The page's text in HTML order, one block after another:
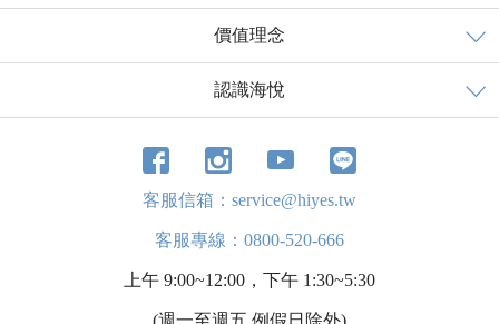
價值理念
認識海悅
客服信箱：service@hiyes.tw
客服專線：0800-520-666
上午 9:00~12:00，下午 1:30~5:30
(週一至週五 例假日除外)